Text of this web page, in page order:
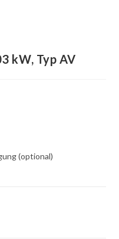
kW, Typ AV
(optional)